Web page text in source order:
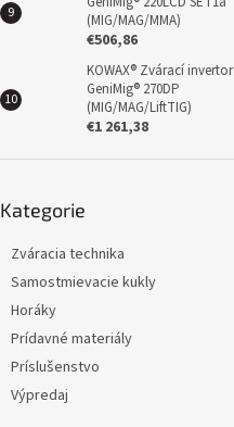
(MIG/MAG/MMA)
€506,86
KOWAX® Zvárací invertor
GeniMig® 270DP
(MIG/MAG/LiftTIG)
€1 261,38
kategorie
Kategorie
Zváracia technika
Samostmievacie kukly
Horáky
Prídavné materiály
Príslušenstvo
Výpredaj